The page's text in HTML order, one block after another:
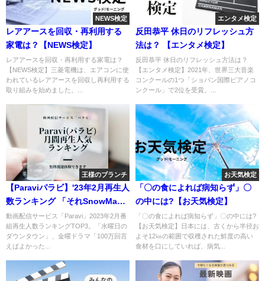
NEWS検定
レアアースを回収・再利用する
家電は？【NEWS検定】
レアアースを回収・再利用する家電は？
【NEWS検定】三菱電機は、エアコンに使
われているレアアースを回収し再利用する
取り組みを始めました。...
エンタメ検定
反田恭平 休日のリフレッシュ方
法は？ 【エンタメ検定】
反田恭平 休日のリフレッシュ方法は？
【エンタメ検定】2021年、世界三大音楽
コンクールの1つ「ショパン国際ピアノコ
ンクール」で2位を受賞。...
王様のブランチ
【Paraviパラビ】'23年2月再生人
数ランキング 「それSnowMan
にやらせて下さい」
動画配信サービス「Paravi」2023年2月番
組再生人数ランキングTOP3。「水曜日の
ダウンタウン」、金曜ドラマ「100万回言
えばよかった...
お天気検定
「〇の食によれば病知らず」〇
の中には?【お天気検定】
「〇の食によれば病知らず」〇の中には?
【お天気検定】日本には、古くから半径お
よそ12㎞の範囲で収穫された鮮度の高い
食材を口にしていれば、病気...